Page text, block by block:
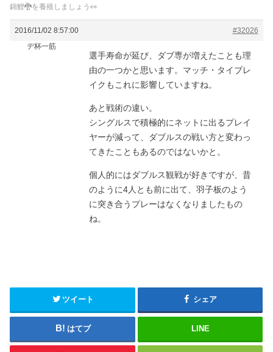
錦鯉🐉を養殖しましょう👀
2016/11/02 8:57:00
#32026
デ杯一筋
選手寿命が延び、ダブ専が増えたことも理
由の一つかと思います。マッチ・タイブレ
イクもこれに影響していますね。
あと戦術の違い。
シングルスで積極的にネットに出るプレイ
ヤーが減って、ダブルスの戦い方と変わっ
てきたこともあるのではないかと。
個人的にはダブルス観戦が好きですが、昔
のように4人とも前に出て、羽子板のよう
に突き合うプレーはなくなりましたもの
ね。
ツイート シェア
はてブ LINE